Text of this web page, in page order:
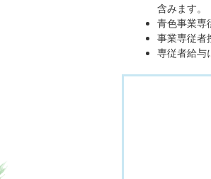
含みます。
青色事業専
事業専従者
専従者給与